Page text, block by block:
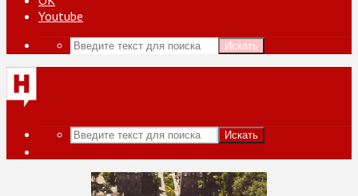
Youtube
Искать
Искать